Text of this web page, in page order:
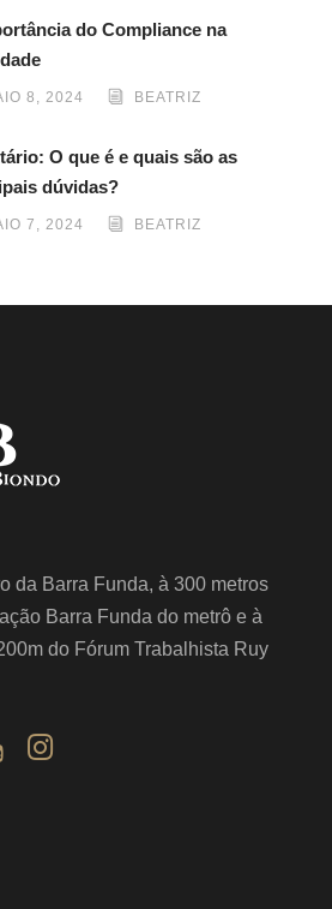
do Compliance na
8, 2024 BEATRIZ
O que é e quais são as
dúvidas?
7, 2024 BEATRIZ
da Barra Funda, à 300 metros
Barra Funda do metrô e à
do Fórum Trabalhista Ruy